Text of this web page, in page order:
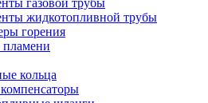
газовой трубы
жидкотопливной трубы
горения
пламени
кольца